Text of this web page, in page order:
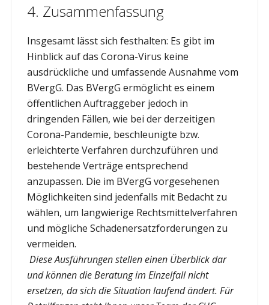
4. Zusammenfassung
Insgesamt lässt sich festhalten: Es gibt im
Hinblick auf das Corona-Virus keine
ausdrückliche und umfassende Ausnahme vom
BVergG. Das BVergG ermöglicht es einem
öffentlichen Auftraggeber jedoch in
dringenden Fällen, wie bei der derzeitigen
Corona-Pandemie, beschleunigte bzw.
erleichterte Verfahren durchzuführen und
bestehende Verträge entsprechend
anzupassen. Die im BVergG vorgesehenen
Möglichkeiten sind jedenfalls mit Bedacht zu
wählen, um langwierige Rechtsmittelverfahren
und mögliche Schadenersatzforderungen zu
vermeiden.
Diese Ausführungen stellen einen Überblick dar
und können die Beratung im Einzelfall nicht
ersetzen, da sich die Situation laufend ändert. Für